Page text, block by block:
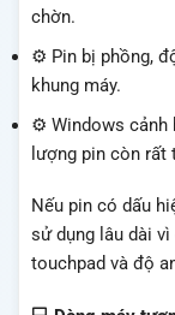
chờn.
⚙️ Pin bị phồng,
khung máy.
⚙️ Windows cảnh
lượng pin còn rất
Nếu pin có dấu
sử dụng lâu dài
touchpad và độ